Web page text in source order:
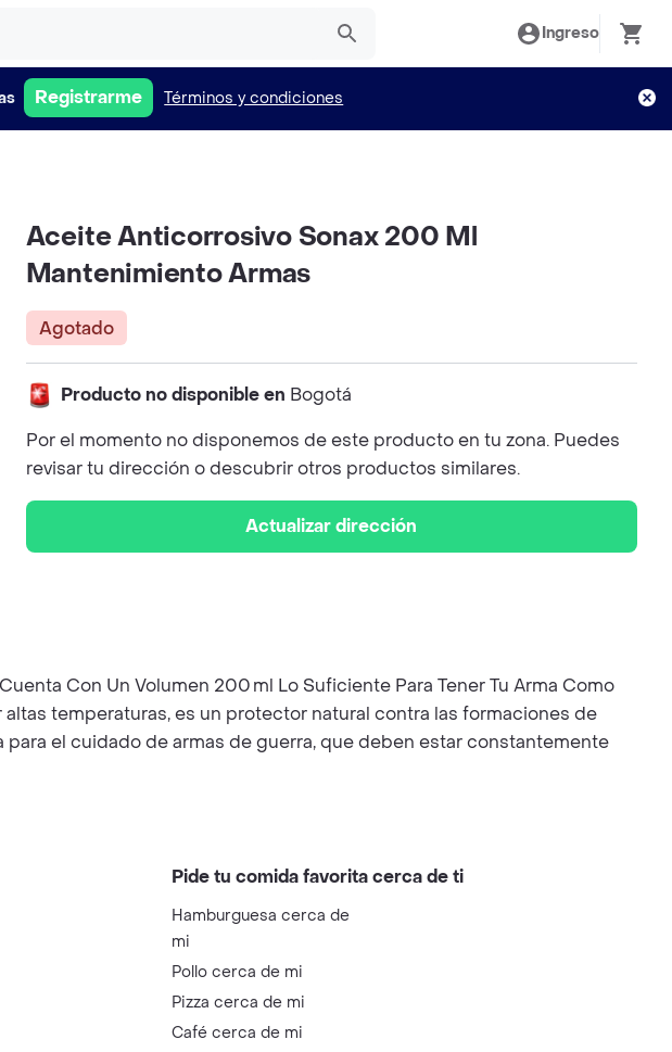
Ingreso
Registrarme Términos y condiciones
Aceite Anticorrosivo Sonax 200 Ml
Mantenimiento Armas
Agotado
Producto no disponible en Bogotá
Por el momento no disponemos de este producto en tu zona. Puedes
revisar tu dirección o descubrir otros productos similares.
Actualizar dirección
Con Un Volumen 200 ml Lo Suficiente Para Tener Tu Arma Como
temperaturas, es un protector natural contra las formaciones de
el cuidado de armas de guerra, que deben estar constantemente
Pide tu comida favorita cerca de ti
Hamburguesa cerca de
mi
Pollo cerca de mi
Pizza cerca de mi
Café cerca de mi